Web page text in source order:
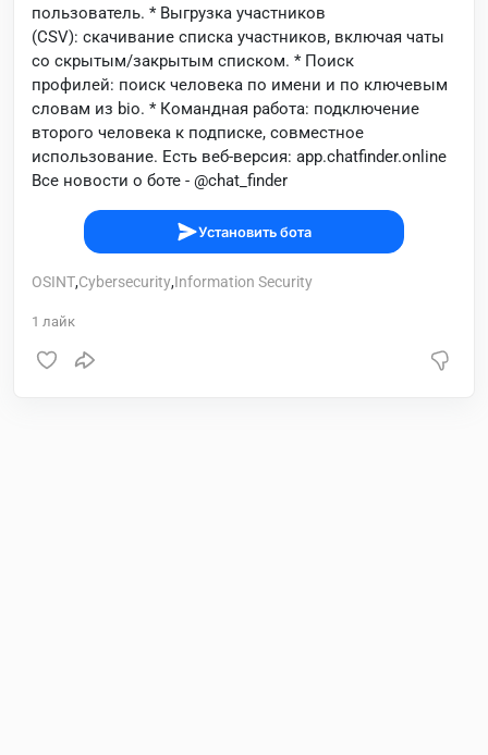
пользователь. * Выгрузка участников
(CSV): скачивание списка участников, включая чаты
со скрытым/закрытым списком. * Поиск
профилей: поиск человека по имени и по ключевым
словам из bio. * Командная работа: подключение
второго человека к подписке, совместное
использование. Есть веб-версия: app.chatfinder.online
Все новости о боте - @chat_finder
Установить бота
OSINT,Cybersecurity,Information Security
1 лайк